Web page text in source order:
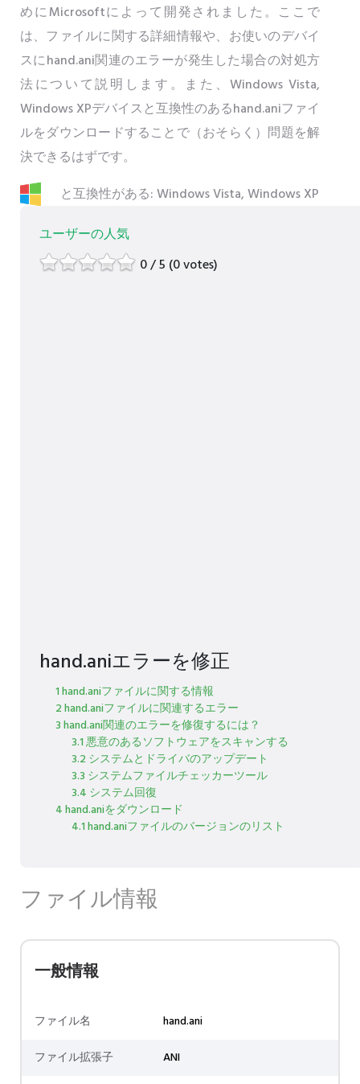
めにMicrosoftによって開発されました。ここで
は、ファイルに関する詳細情報や、お使いのデバイ
スにhand.ani関連のエラーが発生した場合の対処方
法について説明します。また、Windows Vista,
Windows XPデバイスと互換性のあるhand.aniファイ
ルをダウンロードすることで（おそらく）問題を解
決できるはずです。
と互換性がある: Windows Vista, Windows XP
ユーザーの人気
0 / 5 (0 votes)
hand.aniエラーを修正
1 hand.aniファイルに関する情報
2 hand.aniファイルに関連するエラー
3 hand.ani関連のエラーを修復するには？
3.1 悪意のあるソフトウェアをスキャンする
3.2 システムとドライバのアップデート
3.3 システムファイルチェッカーツール
3.4 システム回復
4 hand.aniをダウンロード
4.1 hand.aniファイルのバージョンのリスト
ファイル情報
一般情報
ファイル名
hand.ani
ファイル拡張子
ANI